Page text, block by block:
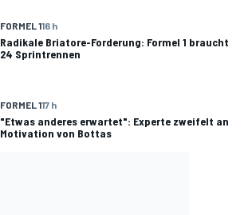
FORMEL 116 h
Radikale Briatore-Forderung: Formel 1 braucht
24 Sprintrennen
FORMEL 117 h
"Etwas anderes erwartet": Experte zweifelt an
Motivation von Bottas